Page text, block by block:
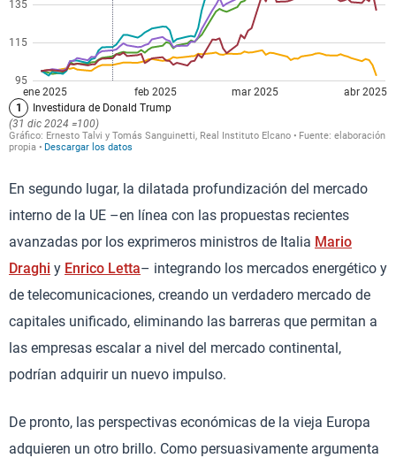
En segundo lugar, la dilatada profundización del mercado
interno de la UE –en línea con las propuestas recientes
avanzadas por los exprimeros ministros de Italia Mario
Draghi y Enrico Letta– integrando los mercados energético y
de telecomunicaciones, creando un verdadero mercado de
capitales unificado, eliminando las barreras que permitan a
las empresas escalar a nivel del mercado continental,
podrían adquirir un nuevo impulso.
De pronto, las perspectivas económicas de la vieja Europa
adquieren un otro brillo. Como persuasivamente argumenta